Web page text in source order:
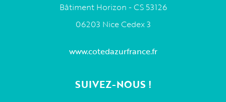
Bâtiment Horizon - CS 53126
06203 Nice Cedex 3
www.cotedazurfrance.fr
SUIVEZ-NOUS !